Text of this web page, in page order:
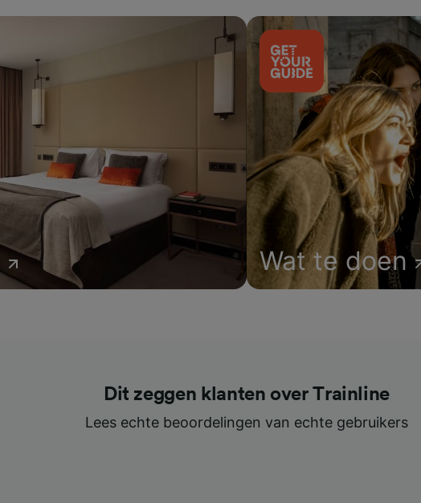
Wat te doen
Dit zeggen klanten over Trainline
Lees echte beoordelingen van echte gebruikers